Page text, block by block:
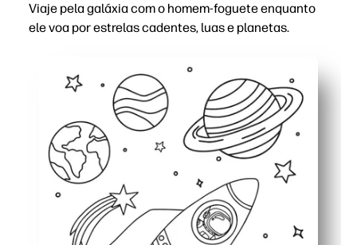
Viaje pela galáxia com o homem-foguete enquanto
ele voa por estrelas cadentes, luas e planetas.
Preparação zero - basta imprimir e entregar ao seu
Contornos grossos e formas simples aumentam o
O tema espacial desperta imaginação, narrativa e
Perfeito para casa, na sala de aula ou em qualquer